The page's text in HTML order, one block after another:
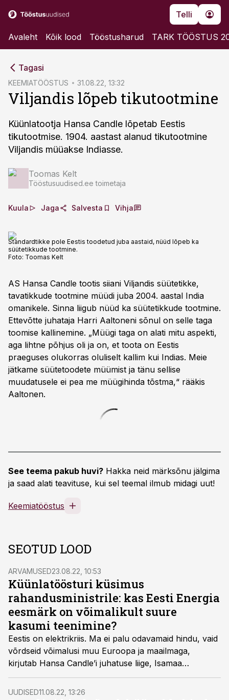
Telli
Avaleht Kõik lood Tööstusharud TARK TÖÖSTUS
Tagasi
KEEMIATÖÖSTUS 31.08.22, 13:32
Viljandis lõpeb tikutootmine
Küünlatootja Hansa Candle lõpetab Eestis
tikutootmise. 1904. aastast alanud tikutootmine
Viljandis müüakse Indiasse.
Toomas Kelt
Tööstusuudised.ee toimetaja
Kuula Jaga Salvesta Vihja
Standardtikke pole Eestis toodetud juba aastaid, nüüd lõpeb ka
süütetikkude tootmine.
Foto: Toomas Kelt
AS Hansa Candle tootis siiani Viljandis süütetikke,
tavatikkude tootmine müüdi juba 2004. aastal India
omanikele. Sinna liigub nüüd ka süütetikkude tootmine.
Ettevõtte juhataja Harri Aaltoneni sõnul on selle taga
toomise kallinemine. „Müügi taga on alati mitu aspekti,
aga lihtne põhjus oli ja on, et toota on Eestis
praeguses olukorras oluliselt kallim kui Indias. Meie
jätkame süütetoodete müümist ja tänu sellise
muudatusele ei pea me müügihinda tõstma,“ rääkis
Aaltonen.
See teema pakub huvi? Hakka neid märksõnu jälgima
ja saad alati teavituse, kui sel teemal ilmub midagi uut!
Keemiatööstus
SEOTUD LOOD
ARVAMUSED23.08.22, 10:53
Küünlatöösturi küsimus
rahandusministrile: kas Eesti Energia
eesmärk on võimalikult suure
kasumi teenimine?
Eestis on elektrikriis. Ma ei palu odavamaid hindu, vaid
võrdseid võimalusi muu Euroopa ja maailmaga,
kirjutab Hansa Candle’i juhatuse liige, Isamaa
eestseisusesse kuuluv Harri Juhani Aaltonen oma
avalikus kirjas rahandusminister Keit Pentus-
UUDISED11.08.22, 13:26